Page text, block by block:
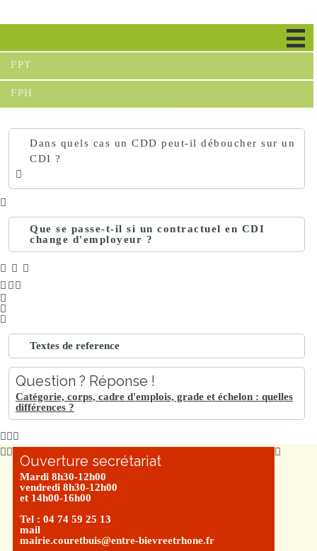
FPT
FPH
Dans quels cas un CDD peut-il déboucher sur un
CDI ?
Que se passe-t-il si un contractuel en CDI
change d'employeur ?
Textes de reference
Question ? Réponse !
Catégorie, corps, cadre d'emplois, grade et échelon : quelles
différences ?
Ouverture secrétariat
Mardi 8h30-12h00
vendredi 8h30-12h00
et 14h00-16h00
Tel : 04 74 59 25 13
mail
mairie.couretbuis@entre-bievreetrhone.fr